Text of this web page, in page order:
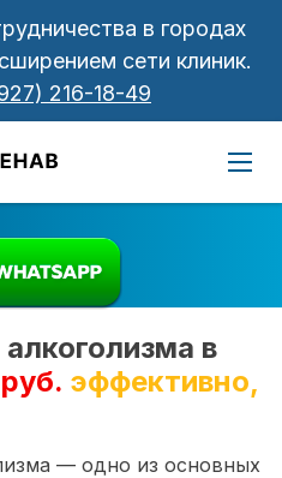
в городах
сети клиник.
216-18-49
в
эффективно,
— одно из основных